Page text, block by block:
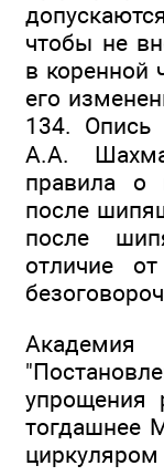
чтобы не
в коренной
его
134.
А.А.
правила о
после
после
отличие
упрощения
тогдашнее